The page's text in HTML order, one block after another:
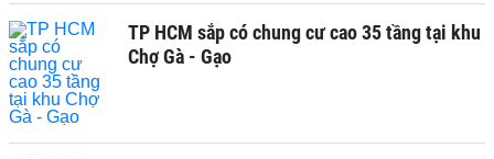
TP HCM sắp có chung cư cao 35 tầng tại khu
Chợ Gà - Gạo